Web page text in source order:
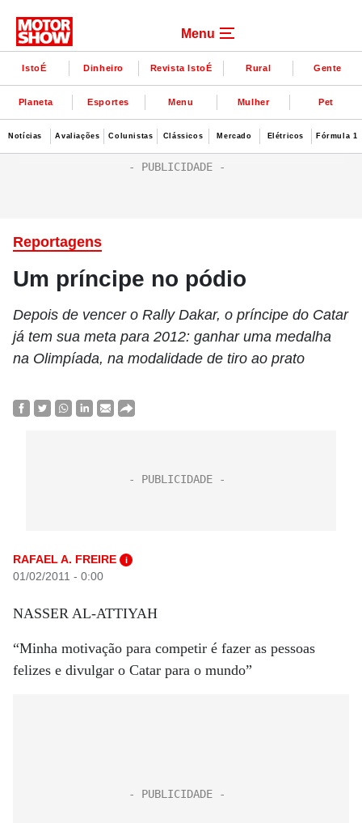
Menu
IstoÉ Dinheiro Revista IstoÉ Rural Gente
Planeta Esportes Menu Mulher Pet
Notícias Avaliações Colunistas Clássicos Mercado Elétricos Fórmula 1
Reportagens
Um príncipe no pódio
Depois de vencer o Rally Dakar, o príncipe do Catar
já tem sua meta para 2012: ganhar uma medalha
na Olimpíada, na modalidade de tiro ao prato
RAFAEL A. FREIRE i
01/02/2011 - 0:00
NASSER AL-ATTIYAH
“Minha motivação para competir é fazer as pessoas
felizes e divulgar o Catar para o mundo”